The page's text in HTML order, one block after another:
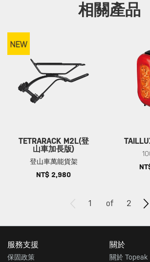
相關產品
TETRARACK M2L(登
山車加長版)
登山車萬能貨架
NT$ 2,980
1 of 2
服務支援
保固政策
關於
關於 Topeak